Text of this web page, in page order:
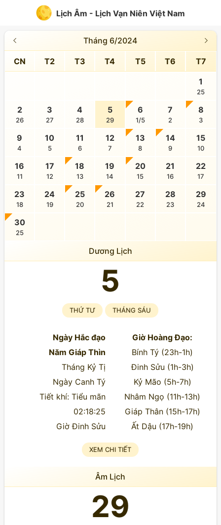
Lịch Âm - Lịch Vạn Niên Việt Nam
Tháng 6/2024
CN T2 T3 T4 T5 T6 T7
1
25
2
26
3
27
4
28
5
29
6
1/5
7
2
8
3
9
4
10
5
11
6
12
7
13
8
14
9
15
10
16
11
17
12
18
13
19
14
20
15
21
16
22
17
23
18
24
19
25
20
26
21
27
22
28
23
29
24
30
25
Dương Lịch
5
THỨ TƯ THÁNG SÁU
Ngày Hắc đạo
Năm Giáp Thìn
Tháng Kỷ Tị
Ngày Canh Tý
Tiết khí: Tiểu mãn
02:18:25
Giờ Đinh Sửu
Giờ Hoàng Đạo:
Bính Tý (23h-1h)
Đinh Sửu (1h-3h)
Kỷ Mão (5h-7h)
Nhâm Ngọ (11h-13h)
Giáp Thân (15h-17h)
Ất Dậu (17h-19h)
XEM CHI TIẾT
Âm Lịch
29